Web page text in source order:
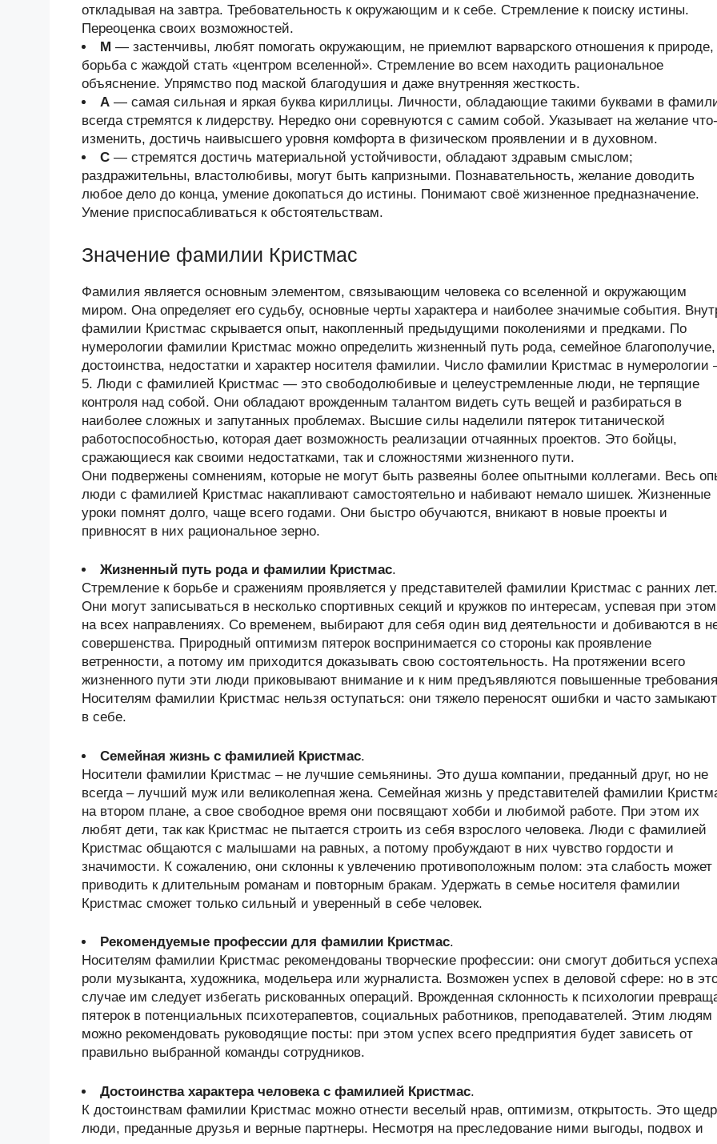
откладывая на завтра. Требовательность к окружающим и к себе. Стремление к поиску истины.
Переоценка своих возможностей.
М — застенчивы, любят помогать окружающим, не приемлют варварского отношения к природе,
борьба с жаждой стать «центром вселенной». Стремление во всем находить рациональное
объяснение. Упрямство под маской благодушия и даже внутренняя жесткость.
А — самая сильная и яркая буква кириллицы. Личности, обладающие такими буквами в
всегда стремятся к лидерству. Нередко они соревнуются с самим собой. Указывает на желание
изменить, достичь наивысшего уровня комфорта в физическом проявлении и в духовном.
С — стремятся достичь материальной устойчивости, обладают здравым смыслом;
раздражительны, властолюбивы, могут быть капризными. Познавательность, желание доводить
любое дело до конца, умение докопаться до истины. Понимают своё жизненное предназначение.
Умение приспосабливаться к обстоятельствам.
Значение фамилии Кристмас
Фамилия является основным элементом, связывающим человека со вселенной и окружающим
миром. Она определяет его судьбу, основные черты характера и наиболее значимые события.
фамилии Кристмас скрывается опыт, накопленный предыдущими поколениями и предками. По
нумерологии фамилии Кристмас можно определить жизненный путь рода, семейное благополучие,
достоинства, недостатки и характер носителя фамилии. Число фамилии Кристмас в
5. Люди с фамилией Кристмас — это свободолюбивые и целеустремленные люди, не терпящие
контроля над собой. Они обладают врожденным талантом видеть суть вещей и разбираться в
наиболее сложных и запутанных проблемах. Высшие силы наделили пятерок титанической
работоспособностью, которая дает возможность реализации отчаянных проектов. Это бойцы,
сражающиеся как своими недостатками, так и сложностями жизненного пути.
Они подвержены сомнениям, которые не могут быть развеяны более опытными коллегами. Весь
люди с фамилией Кристмас накапливают самостоятельно и набивают немало шишек. Жизненные
уроки помнят долго, чаще всего годами. Они быстро обучаются, вникают в новые проекты и
привносят в них рациональное зерно.
Жизненный путь рода и фамилии Кристмас.
Стремление к борьбе и сражениям проявляется у представителей фамилии Кристмас с ранних лет.
Они могут записываться в несколько спортивных секций и кружков по интересам, успевая при этом
на всех направлениях. Со временем, выбирают для себя один вид деятельности и добиваются в
совершенства. Природный оптимизм пятерок воспринимается со стороны как проявление
ветренности, а потому им приходится доказывать свою состоятельность. На протяжении всего
жизненного пути эти люди приковывают внимание и к ним предъявляются повышенные
Носителям фамилии Кристмас нельзя оступаться: они тяжело переносят ошибки и часто
в себе.
Семейная жизнь с фамилией Кристмас.
Носители фамилии Кристмас – не лучшие семьянины. Это душа компании, преданный друг, но не
всегда – лучший муж или великолепная жена. Семейная жизнь у представителей фамилии
на втором плане, а свое свободное время они посвящают хобби и любимой работе. При этом их
любят дети, так как Кристмас не пытается строить из себя взрослого человека. Люди с фамилией
Кристмас общаются с малышами на равных, а потому пробуждают в них чувство гордости и
значимости. К сожалению, они склонны к увлечению противоположным полом: эта слабость может
приводить к длительным романам и повторным бракам. Удержать в семье носителя фамилии
Кристмас сможет только сильный и уверенный в себе человек.
Рекомендуемые профессии для фамилии Кристмас.
Носителям фамилии Кристмас рекомендованы творческие профессии: они смогут добиться
роли музыканта, художника, модельера или журналиста. Возможен успех в деловой сфере: но в
случае им следует избегать рискованных операций. Врожденная склонность к психологии
пятерок в потенциальных психотерапевтов, социальных работников, преподавателей. Этим людям
можно рекомендовать руководящие посты: при этом успех всего предприятия будет зависеть от
правильно выбранной команды сотрудников.
Достоинства характера человека с фамилией Кристмас.
К достоинствам фамилии Кристмас можно отнести веселый нрав, оптимизм, открытость. Это
люди, преданные друзья и верные партнеры. Несмотря на преследование ними выгоды, подвох и